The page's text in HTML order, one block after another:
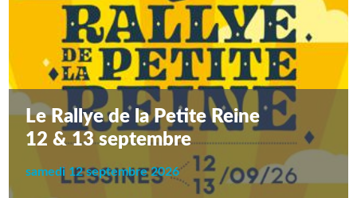
Le Rallye de la Petite Reine
12 & 13 septembre
samedi 12 septembre 2026